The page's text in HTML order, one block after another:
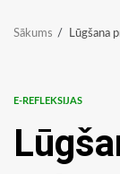
Sākums Lūgšana
E-REFLEKSIJAS